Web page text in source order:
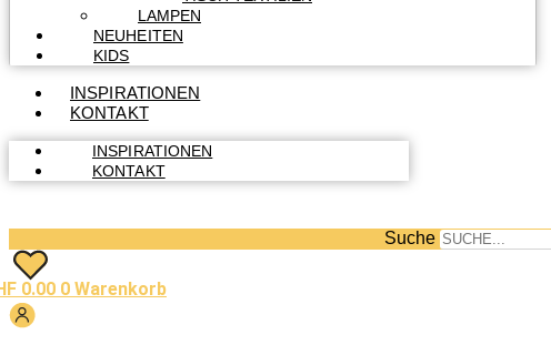
LAMPEN
NEUHEITEN
KIDS
INSPIRATIONEN
KONTAKT
INSPIRATIONEN
KONTAKT
Suche
0.00 0 Warenkorb